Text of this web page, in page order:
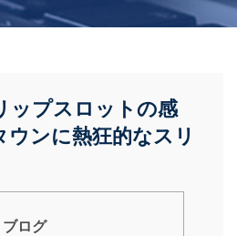
ップスロットの感
ンに熱狂的なスリ
ブログ